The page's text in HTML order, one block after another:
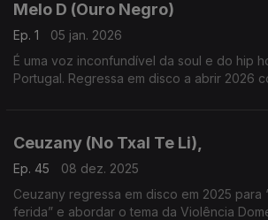
Melo D (Ouro Negro)
Ep. 1
05 jan. 2026
É uma voz inconfundível da soul e do hip
Portugal. Regressa em disco a abrir 2026
Ceuzany (No Txal Te Li),
Ep. 45
08 dez. 2025
Ceuzany regressa em disco em 2025 para
ferida” e abordar o tema da Violência